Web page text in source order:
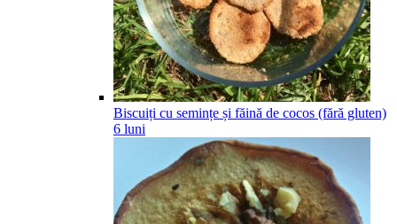
Biscuiți cu semințe și făină de cocos (fără gluten)
6 luni